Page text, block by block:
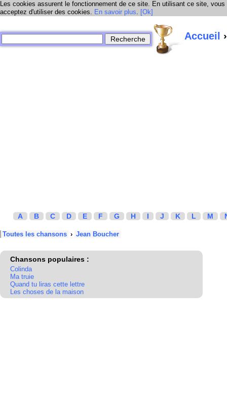
Les cookies assurent le fonctionnement de ce site. En utilisant ce site, vous
acceptez d'utiliser des cookies. En savoir plus. [Ok]
Accueil
A B C D E F G H I J K L M
Toutes les chansons › Jean Boucher
Chansons populaires :
Colinda
Ma truie
Quand tu liras cette lettre
Les choses de la maison